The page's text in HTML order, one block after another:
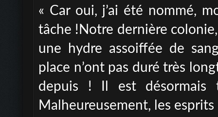
« Car oui, j’ai été nommé,
tâche !Notre dernière
une hydre assoiffée de
place n’ont pas duré très
depuis ! Il est désormais
Malheureusement, les